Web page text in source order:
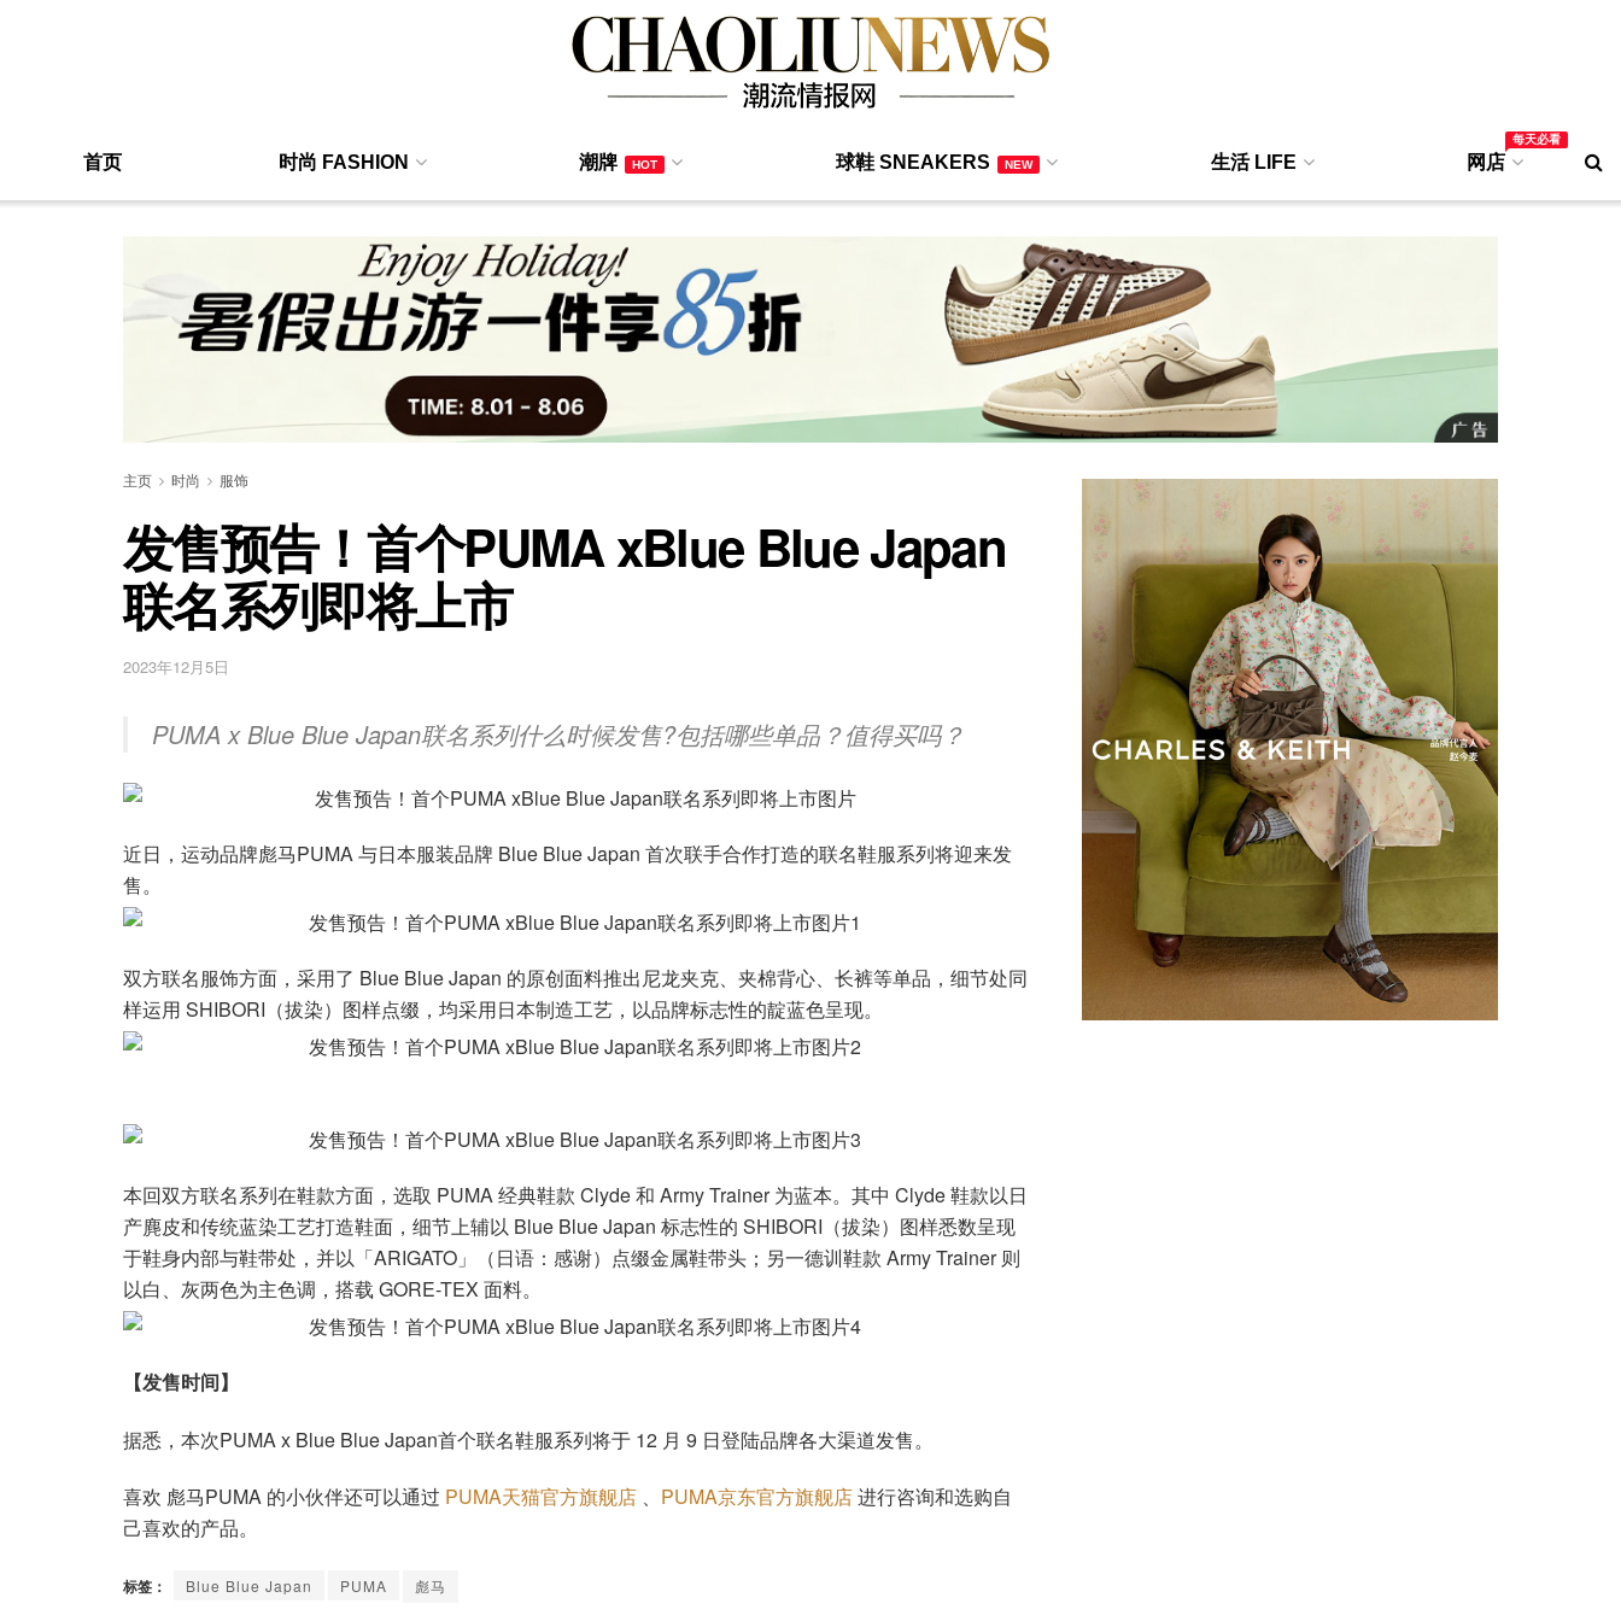
首页 时尚 FASHION 潮牌 HOT 球鞋 SNEAKERS NEW 生活 LIFE 网店
每天必看
主页 时尚 服饰
发售预告！首个PUMA xBlue Blue Japan
联名系列即将上市
2023年12月5日
PUMA x Blue Blue Japan联名系列什么时候发售?包括哪些单品？值得买吗？
近日，运动品牌彪马PUMA 与日本服装品牌 Blue Blue Japan 首次联手合作打造的联名鞋服系列将迎来发
售。
双方联名服饰方面，采用了 Blue Blue Japan 的原创面料推出尼龙夹克、夹棉背心、长裤等单品，细节处同
样运用 SHIBORI（拔染）图样点缀，均采用日本制造工艺，以品牌标志性的靛蓝色呈现。
本回双方联名系列在鞋款方面，选取 PUMA 经典鞋款 Clyde 和 Army Trainer 为蓝本。其中 Clyde 鞋款以日
产麂皮和传统蓝染工艺打造鞋面，细节上辅以 Blue Blue Japan 标志性的 SHIBORI（拔染）图样悉数呈现
于鞋身内部与鞋带处，并以「ARIGATO」（日语：感谢）点缀金属鞋带头；另一德训鞋款 Army Trainer 则
以白、灰两色为主色调，搭载 GORE-TEX 面料。
【发售时间】
据悉，本次PUMA x Blue Blue Japan首个联名鞋服系列将于 12 月 9 日登陆品牌各大渠道发售。
喜欢 彪马PUMA 的小伙伴还可以通过 PUMA天猫官方旗舰店 、 PUMA京东官方旗舰店进行咨询和选购自
己喜欢的产品。
标签： Blue Blue Japan PUMA 彪马